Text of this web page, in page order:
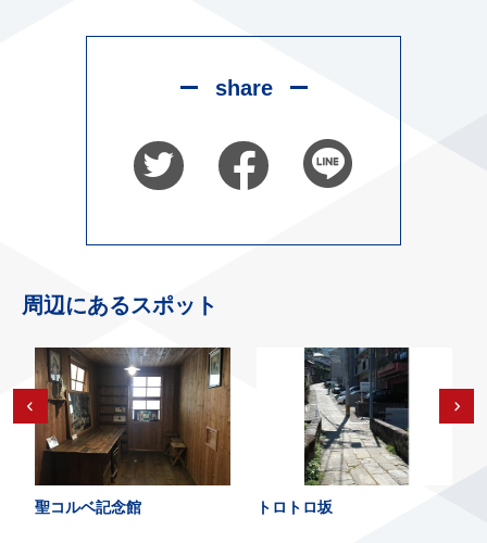
share
周辺にあるスポット
聖コルベ記念館 トロトロ坂